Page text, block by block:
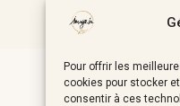
Pour offrir les
cookies pour stocker
consentir à ces